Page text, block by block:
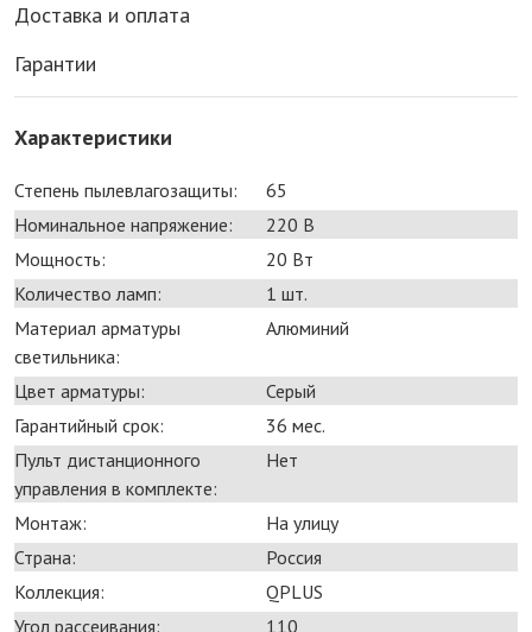
Доставка и оплата
Гарантии
Характеристики
Степень пылевлагозащиты:
65
Номинальное напряжение:
220 В
Мощность:
20 Bт
Количество ламп:
1 шт.
Материал арматуры
светильника:
Алюминий
Цвет арматуры:
Серый
Гарантийный срок:
36 мес.
Пульт дистанционного
управления в комплекте:
Нет
Монтаж:
На улицу
Страна:
Россия
Коллекция:
QPLUS
Угол рассеивания:
110